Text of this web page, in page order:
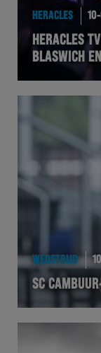
HERACLES
HERACLES
BLASWICH
WEDSTRIJD
SC